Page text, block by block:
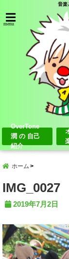
音楽
menu
OverTone
潤 の 自己
紹介
ホーム
IMG_0027
2019年7月2日